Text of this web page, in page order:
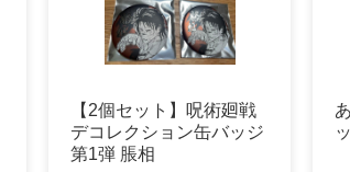
【2個セット】呪術廻戦
デコレクション缶バッジ
第1弾 脹相